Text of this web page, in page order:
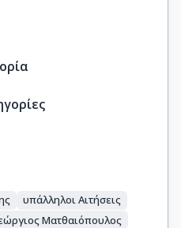
υπάλληλοι Αιτήσεις
Ματθαιόπουλος